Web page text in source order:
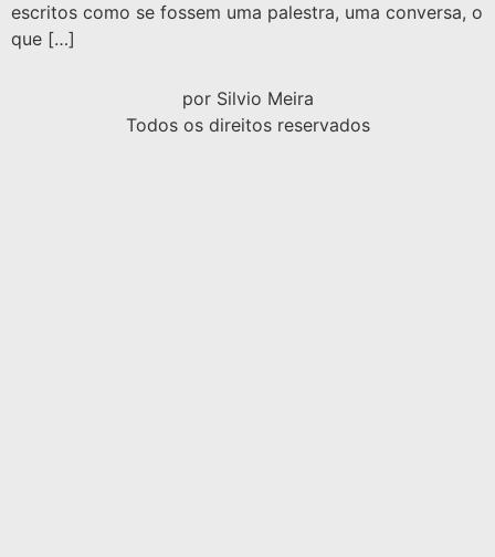
escritos como se fossem uma palestra, uma conversa, o
que […]
por Silvio Meira
Todos os direitos reservados